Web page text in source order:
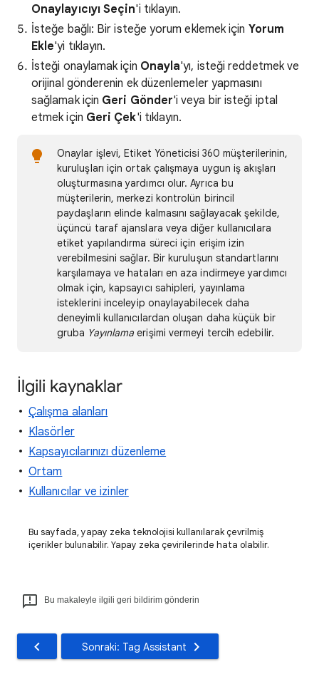
Onaylayıcıyı Seçin'i tıklayın.
İsteğe bağlı: Bir isteğe yorum eklemek için Yorum
Ekle'yi tıklayın.
İsteği onaylamak için Onayla'yı, isteği reddetmek ve
orijinal gönderenin ek düzenlemeler yapmasını
sağlamak için Geri Gönder'i veya bir isteği iptal
etmek için Geri Çek'i tıklayın.
Onaylar işlevi, Etiket Yöneticisi 360 müşterilerinin,
kuruluşları için ortak çalışmaya uygun iş akışları
oluşturmasına yardımcı olur. Ayrıca bu
müşterilerin, merkezi kontrolün birincil
paydaşların elinde kalmasını sağlayacak şekilde,
üçüncü taraf ajanslara veya diğer kullanıcılara
etiket yapılandırma süreci için erişim izin
verebilmesini sağlar. Bir kuruluşun standartlarını
karşılamaya ve hataları en aza indirmeye yardımcı
olmak için, kapsayıcı sahipleri, yayınlama
isteklerini inceleyip onaylayabilecek daha
deneyimli kullanıcılardan oluşan daha küçük bir
gruba Yayınlama erişimi vermeyi tercih edebilir.
İlgili kaynaklar
Çalışma alanları
Klasörler
Kapsayıcılarınızı düzenleme
Ortam
Kullanıcılar ve izinler
Bu sayfada, yapay zeka teknolojisi kullanılarak çevrilmiş
içerikler bulunabilir. Yapay zeka çevirilerinde hata olabilir.
Bu makaleyle ilgili geri bildirim gönderin
Sonraki: Tag Assistant